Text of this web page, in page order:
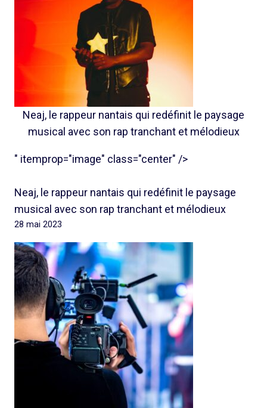
Neaj, le rappeur nantais qui redéfinit le paysage
musical avec son rap tranchant et mélodieux
" itemprop="image" class="center" />
Neaj, le rappeur nantais qui redéfinit le paysage
musical avec son rap tranchant et mélodieux
28 mai 2023